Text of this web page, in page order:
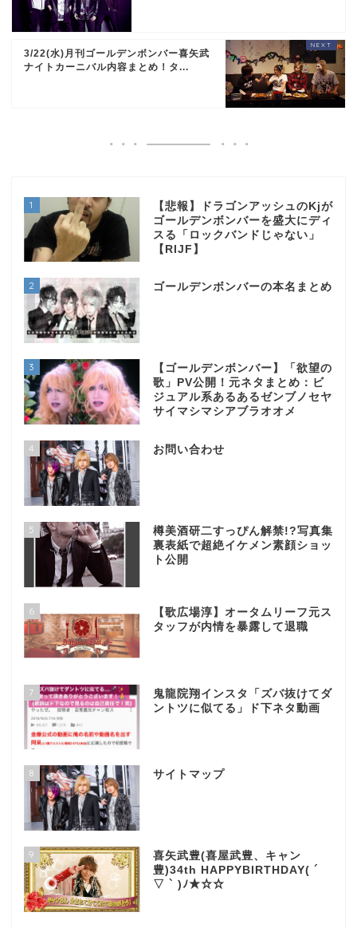
3/22(水)月刊ゴールデンボンバー喜矢武
ナイトカーニバル内容まとめ！タ...
1
【悲報】ドラゴンアッシュのKjが
ゴールデンボンバーを盛大にディ
スる「ロックバンドじゃない」
【RIJF】
2 ゴールデンボンバーの本名まとめ
3
【ゴールデンボンバー】「欲望の
歌」PV公開！元ネタまとめ：ビ
ジュアル系あるあるゼンブノセヤ
サイマシマシアブラオオメ
4 お問い合わせ
5
樽美酒研二すっぴん解禁!?写真集
裏表紙で超絶イケメン素顔ショッ
ト公開
6
【歌広場淳】オータムリーフ元ス
タッフが内情を暴露して退職
7
鬼龍院翔インスタ「ズバ抜けてダ
ントツに似てる」ド下ネタ動画
8 サイトマップ
9
喜矢武豊(喜屋武豊、キャン
豊)34th HAPPYBIRTHDAY( ´
▽ ` )ﾉ★☆☆